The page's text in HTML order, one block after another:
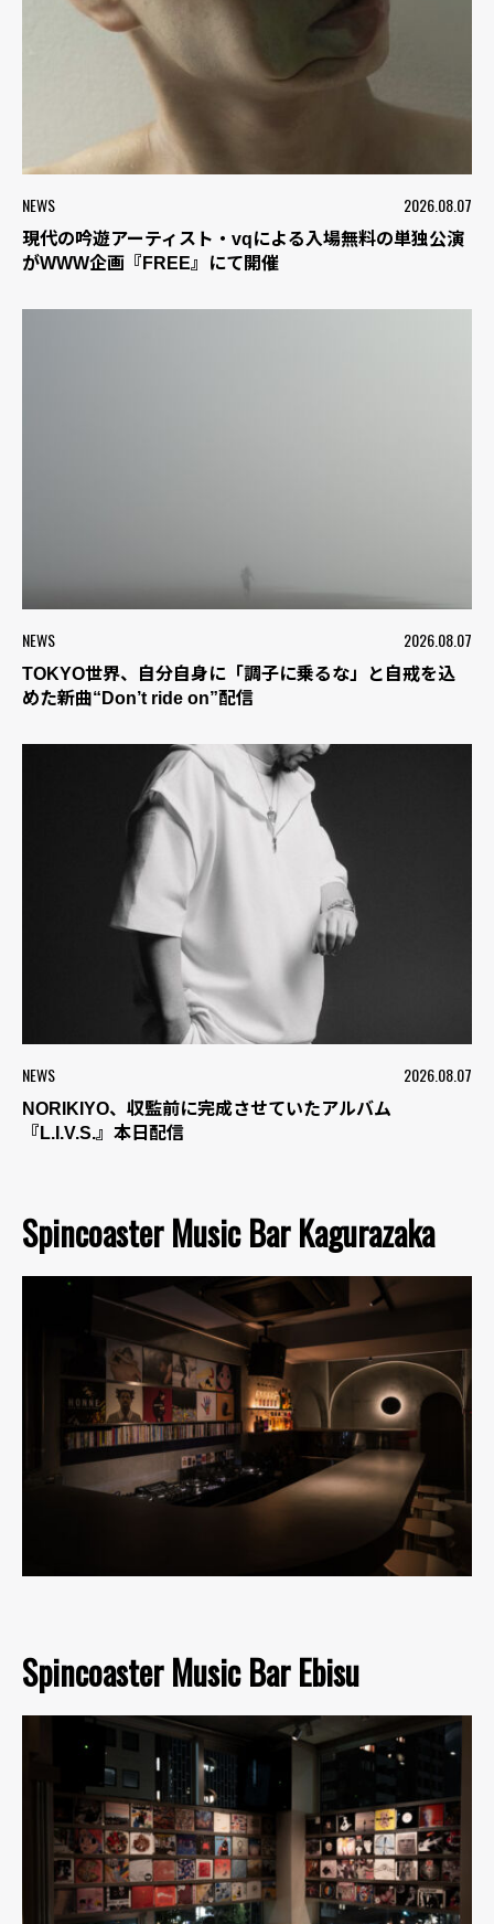
NEWS 2026.08.07
現代の吟遊アーティスト・vqによる入場無料の単独公演
がWWW企画『FREE』にて開催
NEWS 2026.08.07
TOKYO世界、自分自身に「調子に乗るな」と自戒を込
めた新曲“Don’t ride on”配信
NEWS 2026.08.07
NORIKIYO、収監前に完成させていたアルバム
『L.I.V.S.』本日配信
Spincoaster Music Bar Kagurazaka
Spincoaster Music Bar Ebisu